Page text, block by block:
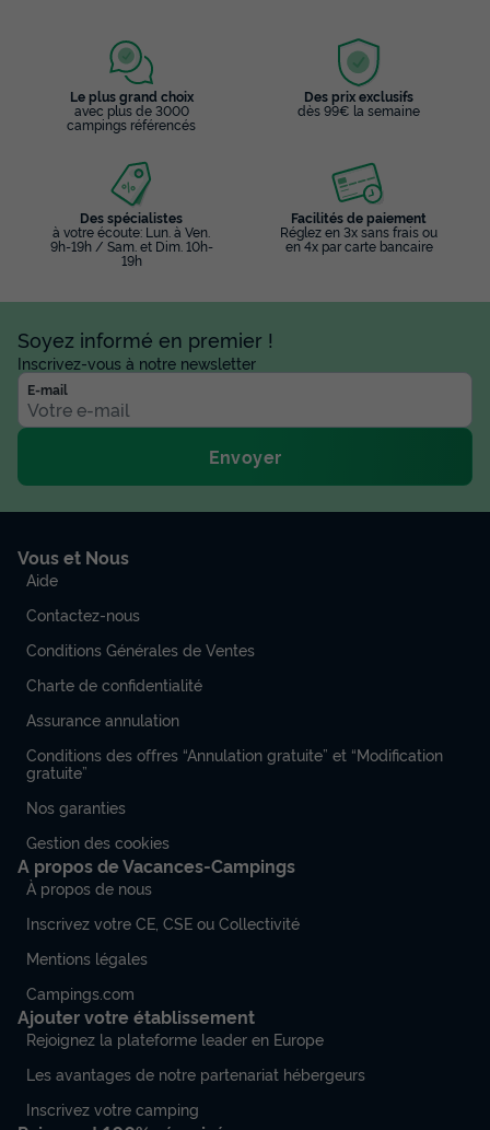
Le plus grand choix
avec plus de 3000
campings référencés
Des prix exclusifs
dès 99€ la semaine
Des spécialistes
à votre écoute: Lun. à Ven.
9h-19h / Sam. et Dim. 10h-
19h
Facilités de paiement
Réglez en 3x sans frais ou
en 4x par carte bancaire
Soyez informé en premier !
Inscrivez-vous à notre newsletter
E-mail
Envoyer
Vous et Nous
Aide
Contactez-nous
Conditions Générales de Ventes
Charte de confidentialité
Assurance annulation
Conditions des offres “Annulation gratuite” et “Modification
gratuite”
Nos garanties
Gestion des cookies
A propos de Vacances-Campings
À propos de nous
Inscrivez votre CE, CSE ou Collectivité
Mentions légales
Campings.com
Ajouter votre établissement
Rejoignez la plateforme leader en Europe
Les avantages de notre partenariat hébergeurs
Inscrivez votre camping